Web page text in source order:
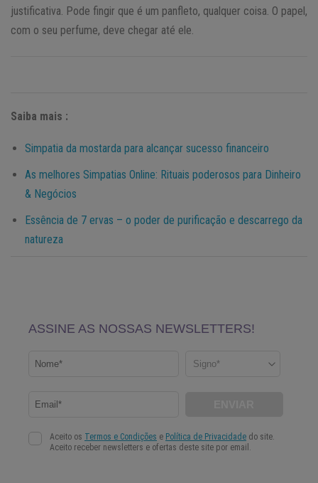
justificativa. Pode fingir que é um panfleto, qualquer coisa. O papel,
com o seu perfume, deve chegar até ele.
Saiba mais :
Simpatia da mostarda para alcançar sucesso financeiro
As melhores Simpatias Online: Rituais poderosos para Dinheiro
& Negócios
Essência de 7 ervas – o poder de purificação e descarrego da
natureza